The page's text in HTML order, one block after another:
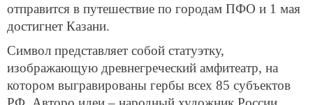
отправится в путешествие по городам ПФО и 1 мая
достигнет Казани.
Символ представляет собой статуэтку,
изображающую древнегреческий амфитеатр, на
котором выгравированы гербы всех 85 субъектов